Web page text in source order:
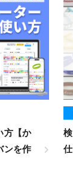
方【か
ンを作